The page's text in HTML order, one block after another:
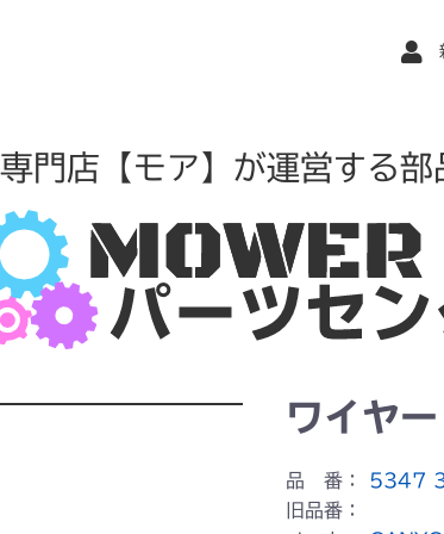
門店【モア】が運営する部
ワイヤー
品 番：
5347
旧品番：